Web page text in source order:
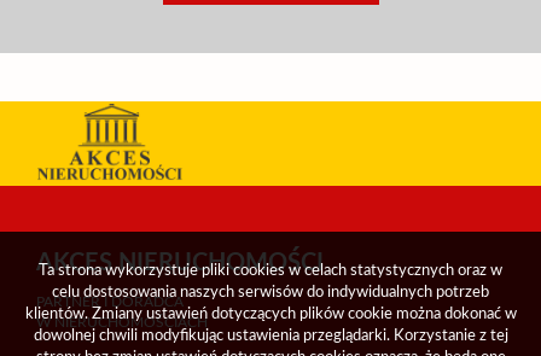
AKCES NIERUCHOMOŚCI
PARTNER I DORADCA
W NIERUCHOMOŚCIACH
Ta strona wykorzystuje pliki cookies w celach statystycznych oraz w
celu dostosowania naszych serwisów do indywidualnych potrzeb
klientów. Zmiany ustawień dotyczących plików cookie można dokonać w
dowolnej chwili modyfikując ustawienia przeglądarki. Korzystanie z tej